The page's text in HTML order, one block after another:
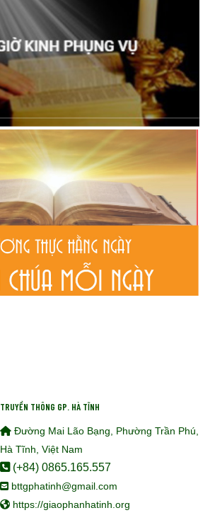
TRUYỀN THÔNG GP. HÀ TĨNH
Đường Mai Lão Bạng, Phường Trần Phú,
Hà Tĩnh, Việt Nam
(+84) 0865.165.557
bttgphatinh@gmail.com
https://giaophanhatinh.org